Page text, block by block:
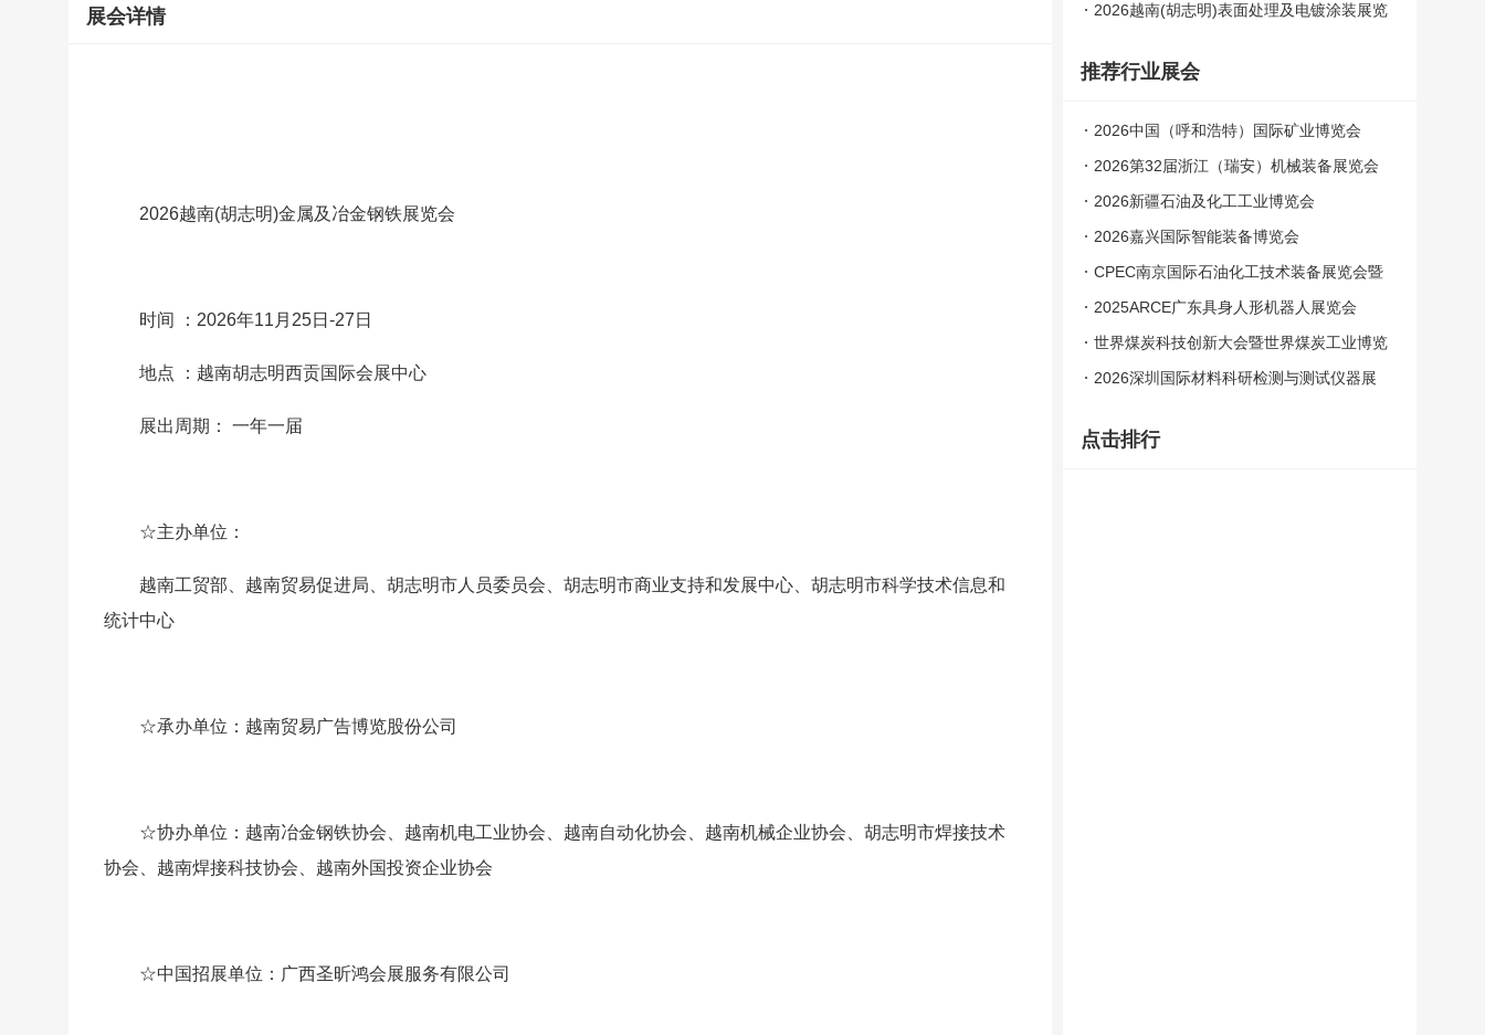
展会详情
2026越南(胡志明)金属及冶金钢铁展览会
时间 ：2026年11月25日-27日
地点 ：越南胡志明西贡国际会展中心
展出周期： 一年一届
☆主办单位：
越南工贸部、越南贸易促进局、胡志明市人员委员会、胡志明市商业支持和发展中心、胡志明市科学技术信息和
统计中心
☆承办单位：越南贸易广告博览股份公司
☆协办单位：越南冶金钢铁协会、越南机电工业协会、越南自动化协会、越南机械企业协会、胡志明市焊接技术
协会、越南焊接科技协会、越南外国投资企业协会
☆中国招展单位：广西圣昕鸿会展服务有限公司
会
2026越南(胡志明)表面处理及电镀涂装展览
推荐行业展会
2026中国（呼和浩特）国际矿业博览会
2026第32届浙江（瑞安）机械装备展览会
2026新疆石油及化工工业博览会
2026嘉兴国际智能装备博览会
CPEC南京国际石油化工技术装备展览会暨
国际泵阀管道
2025ARCE广东具身人形机器人展览会
世界煤炭科技创新大会暨世界煤炭工业博览
会
2026深圳国际材料科研检测与测试仪器展
点击排行